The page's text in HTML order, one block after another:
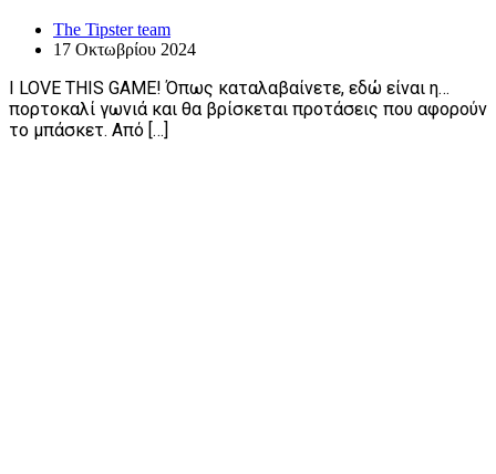
The Tipster team
17 Οκτωβρίου 2024
I LOVE THIS GAME! Όπως καταλαβαίνετε, εδώ είναι η…
πορτοκαλί γωνιά και θα βρίσκεται προτάσεις που αφορούν
το μπάσκετ. Από […]